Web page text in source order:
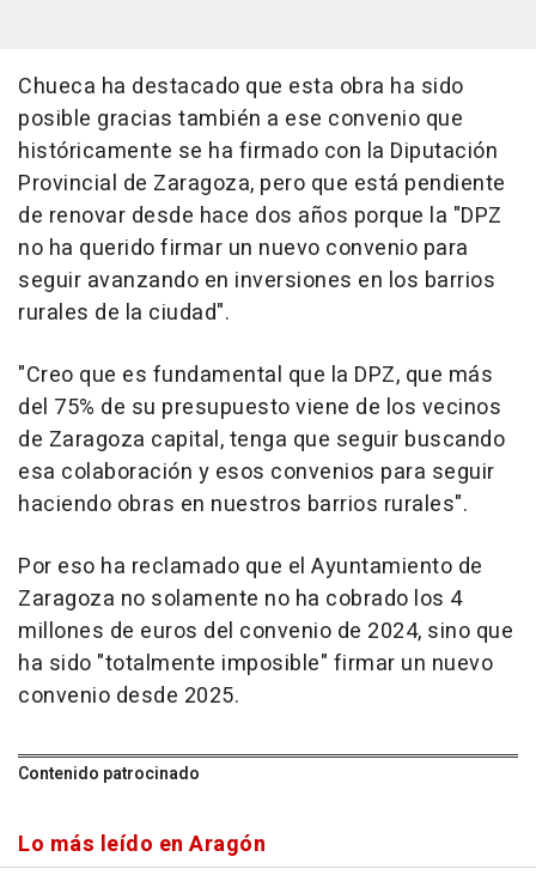
Chueca ha destacado que esta obra ha sido
posible gracias también a ese convenio que
históricamente se ha firmado con la Diputación
Provincial de Zaragoza, pero que está pendiente
de renovar desde hace dos años porque la "DPZ
no ha querido firmar un nuevo convenio para
seguir avanzando en inversiones en los barrios
rurales de la ciudad".
"Creo que es fundamental que la DPZ, que más
del 75% de su presupuesto viene de los vecinos
de Zaragoza capital, tenga que seguir buscando
esa colaboración y esos convenios para seguir
haciendo obras en nuestros barrios rurales".
Por eso ha reclamado que el Ayuntamiento de
Zaragoza no solamente no ha cobrado los 4
millones de euros del convenio de 2024, sino que
ha sido "totalmente imposible" firmar un nuevo
convenio desde 2025.
Contenido patrocinado
Lo más leído en Aragón